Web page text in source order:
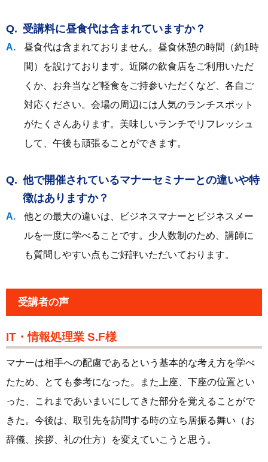
受講料に昼食代は含まれていますか？
昼食代は含まれておりません。昼食休憩の時間（約1時
間）を設けております。近隣の飲食店をご利用いただ
くか、お弁当など軽食をご持参いただくなど、各自ご
対応ください。会場の周辺には人気のランチスポット
がたくさんあります。美味しいランチでリフレッシュ
して、午後も頑張ることができます。
他で開催されているマナーセミナーとの違いや特
徴はありますか？
他との最大の違いは、ビジネスマナーとビジネスメー
ルを一度に学べることです。少人数制のため、講師に
も質問しやすい点もご好評いただいております。
受講者の声
IT・情報処理業 S.F様
マナーは相手への配慮であるという基本的な考え方を学べ
たため、とても参考になった。また上座、下座の位置とい
った、これまであいまいにしてきた部分を覚えることがで
きた。今後は、取引先を訪問する時の立ち居振る舞い（お
辞儀、挨拶、礼の仕方）を変えていこうと思う。